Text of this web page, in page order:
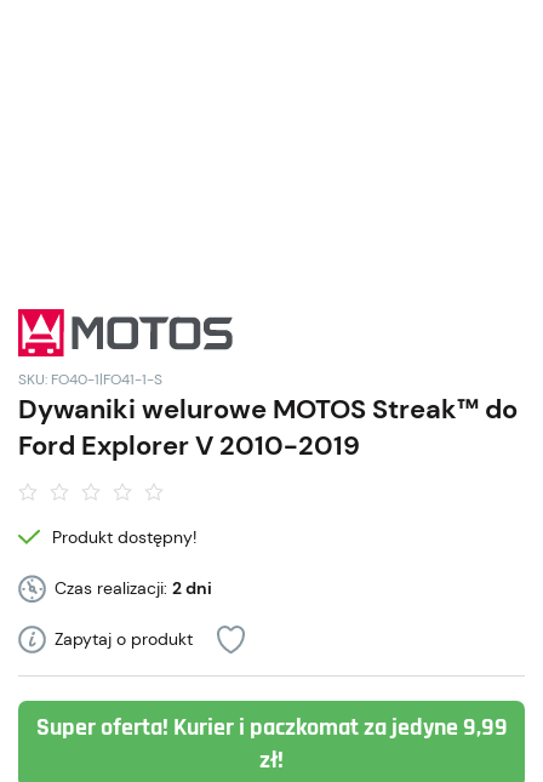
SKU: FO40-1|FO41-1-S
Dywaniki welurowe MOTOS Streak™ do
Ford Explorer V 2010-2019
Produkt dostępny!
Czas realizacji: 2 dni
Zapytaj o produkt
Super oferta! Kurier i paczkomat za jedyne 9,99
zł!